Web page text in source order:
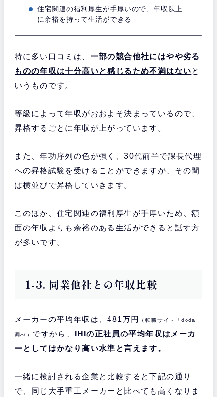
住宅関連の福利厚生が手厚いので、年収以上
に余裕を持って生活ができる
特に多い口コミは、 一部の競合他社にはやや劣る
ものの年収は十分高いと感じるため不満はないと
いうものです。
等級によって年収がおおよそ決まっているので、
昇格するごとに年収が上がっています。
また、年功序列の色が強く、30代前半で課長代理
への昇格試験を受けることができますが、その間
は横並びで昇格していきます。
このほか、住宅関連の福利厚生が手厚いため、額
面の年収よりも余裕のある生活ができると話す方
が多いです。
1-3. 同業他社との年収比較
メーカーの平均年収は、481万円 （転職サイト「doda」
調べ） ですから、
IHIの正社員の平均年収はメーカ
ーとしてはかなり高い水準と言えます。
一緒に検討される企業と比較すると下記の通り
で、同じ大手重工メーカーと比べても高くなりま